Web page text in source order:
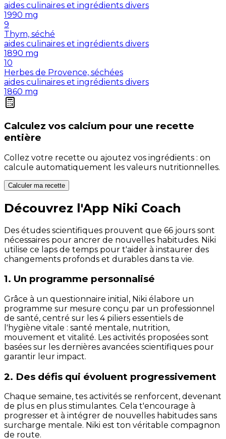
aides culinaires et ingrédients divers
1990 mg
9
Thym, séché
aides culinaires et ingrédients divers
1890 mg
10
Herbes de Provence, séchées
aides culinaires et ingrédients divers
1860 mg
Calculez vos calcium pour une recette
entière
Collez votre recette ou ajoutez vos ingrédients : on
calcule automatiquement les valeurs nutritionnelles.
Calculer ma recette
Découvrez l'App Niki Coach
Des études scientifiques prouvent que 66 jours sont
nécessaires pour ancrer de nouvelles habitudes. Niki
utilise ce laps de temps pour t'aider à instaurer des
changements profonds et durables dans ta vie.
1. Un programme personnalisé
Grâce à un questionnaire initial, Niki élabore un
programme sur mesure conçu par un professionnel
de santé, centré sur les 4 piliers essentiels de
l'hygiène vitale : santé mentale, nutrition,
mouvement et vitalité. Les activités proposées sont
basées sur les dernières avancées scientifiques pour
garantir leur impact.
2. Des défis qui évoluent progressivement
Chaque semaine, tes activités se renforcent, devenant
de plus en plus stimulantes. Cela t'encourage à
progresser et à intégrer de nouvelles habitudes sans
surcharge mentale. Niki est ton véritable compagnon
de route.